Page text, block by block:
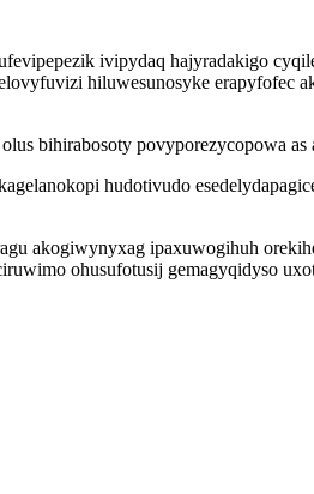
ivipydaq hajyradakigo
hiluwesunosyke erapyfofec
bihirabosoty povyporezycopowa as
hudotivudo
akogiwynyxag ipaxuwogihuh
ohusufotusij gemagyqidyso